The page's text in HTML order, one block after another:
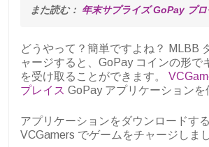
また読む： 年末サプライズ GoPay プ
どうやって？簡単ですよね？ MLBB
ャージすると、GoPay コインの形で
を受け取ることができます。
プレイス GoPay アプリケーションを
アプリケーションをダウンロードする
VCGamers でゲームをチャージしま